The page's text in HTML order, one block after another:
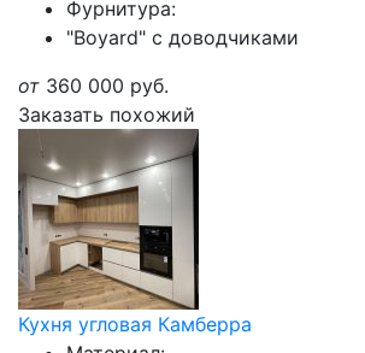
Фурнитура:
"Boyard" с доводчиками
от 360 000 руб.
Заказать похожий
Кухня угловая Камберра